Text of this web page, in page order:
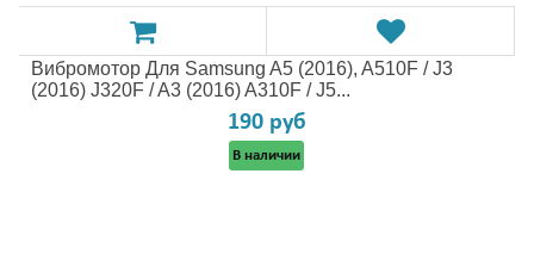
Вибромотор Для Samsung A5 (2016), A510F / J3
(2016) J320F / A3 (2016) A310F / J5...
190 руб
В наличии